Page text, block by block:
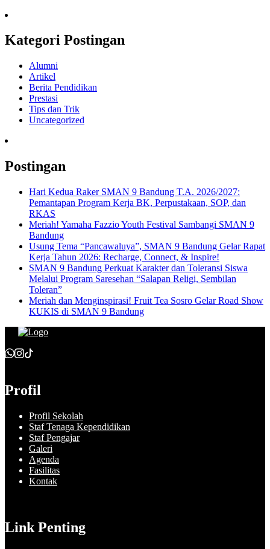
Kategori Postingan
Alumni
Artikel
Berita Pendidikan
Prestasi
Tips dan Trik
Uncategorized
Postingan
Hari Kedua Raker SMAN 9 Bandung T.A. 2026/2027:
Pemantapan Program Kerja BK, Perpustakaan, SOP, dan
RKAS
Meriah! Yamaha Fazzio Youth Festival Sambangi SMAN 9
Bandung
Usung Tema “Pancawaluya”, SMAN 9 Bandung Gelar Rapat
Kerja Tahun 2026: Recharge, Connect, & Inspire!
SMAN 9 Bandung Perkuat Karakter dan Toleransi Siswa
Melalui Program Saresehan “Salapan Religi, Sembilan
Toleran”
Meriah dan Menginspirasi! Fruit Tea Sosro Gelar Road Show
KUKIS di SMAN 9 Bandung
Profil
Profil Sekolah
Staf Tenaga Kependidikan
Staf Pengajar
Galeri
Agenda
Fasilitas
Kontak
Link Penting